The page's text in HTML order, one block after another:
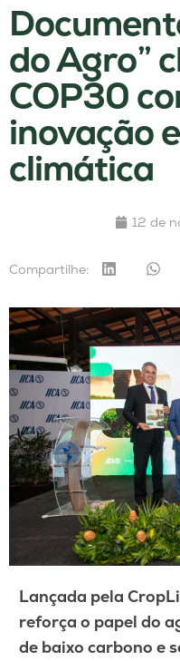
do Agro”
COP30
inovação
climática
12 de
Compartilhe:
Lançada pela
reforça o papel do
de baixo carbono e